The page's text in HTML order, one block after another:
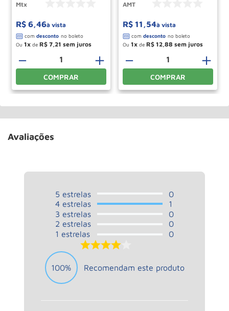
Mtx
R$ 6,46à vista
Ou 1 de R$ 7,21
＋
－
COMPRAR
AMT
R$ 11 ,54à vista
Ou 1 de R$ 12,88
＋
－
COMPRAR
Avaliações
5 estrelas
4 estrelas
3 estrelas
2 estrelas
1 estrelas
0
1
0
0
0
100% Recomendam este produto